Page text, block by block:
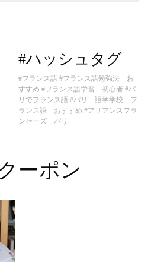
#ハッシュタグ
#フランス語 #フランス語勉強法 お
すすめ #フランス語学習 初心者 #パ
リでフランス語 #パリ 語学学校 フ
ランス語 おすすめ #アリアンスフラ
ンセーズ パリ
クーポン